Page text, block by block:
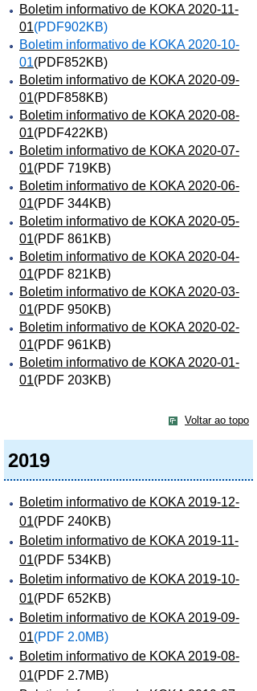
Boletim informativo de KOKA 2020-11-
01(PDF902KB)
Boletim informativo de KOKA 2020-10-
01(PDF852KB)
Boletim informativo de KOKA 2020-09-
01(PDF858KB)
Boletim informativo de KOKA 2020-08-
01(PDF422KB)
Boletim informativo de KOKA 2020-07-
01(PDF 719KB)
Boletim informativo de KOKA 2020-06-
01(PDF 344KB)
Boletim informativo de KOKA 2020-05-
01(PDF 861KB)
Boletim informativo de KOKA 2020-04-
01(PDF 821KB)
Boletim informativo de KOKA 2020-03-
01(PDF 950KB)
Boletim informativo de KOKA 2020-02-
01(PDF 961KB)
Boletim informativo de KOKA 2020-01-
01(PDF 203KB)
Voltar ao topo
2019
Boletim informativo de KOKA 2019-12-
01(PDF 240KB)
Boletim informativo de KOKA 2019-11-
01(PDF 534KB)
Boletim informativo de KOKA 2019-10-
01(PDF 652KB)
Boletim informativo de KOKA 2019-09-
01(PDF 2.0MB)
Boletim informativo de KOKA 2019-08-
01(PDF 2.7MB)